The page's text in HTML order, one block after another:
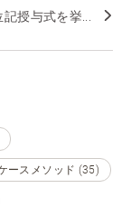
授与式を挙...
ースメソッド (35)